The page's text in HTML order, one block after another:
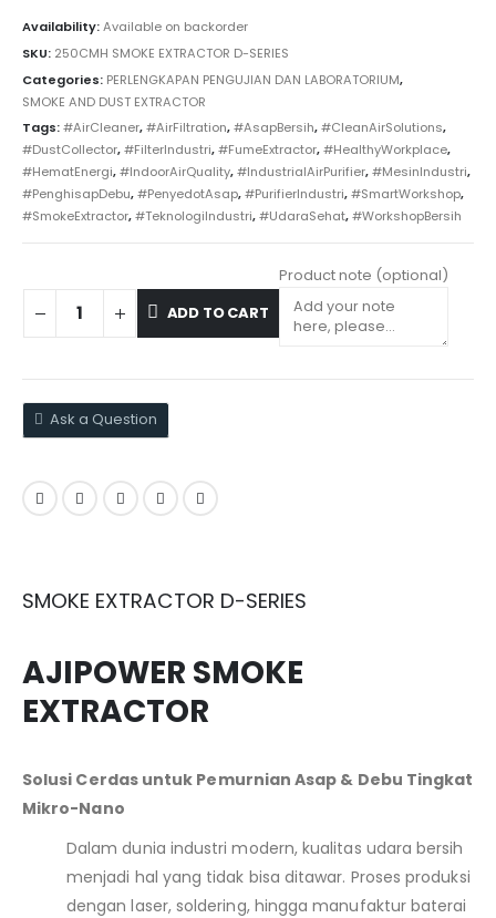
Availability:Available on backorder
SKU: 250CMH SMOKE EXTRACTOR D-SERIES
Categories: PERLENGKAPAN PENGUJIAN DAN LABORATORIUM,
SMOKE AND DUST EXTRACTOR
Tags:#AirCleaner,#AirFiltration,#AsapBersih,#CleanAirSolutions,
#DustCollector,#FilterIndustri,#FumeExtractor,#HealthyWorkplace,
#HematEnergi,#IndoorAirQuality,#IndustrialAirPurifier,#MesinIndustri,
#PenghisapDebu,#PenyedotAsap,#PurifierIndustri,#SmartWorkshop,
#SmokeExtractor,#TeknologiIndustri,#UdaraSehat,#WorkshopBersih
ADD TO CART
Product note (optional)
Ask a Question
SMOKE EXTRACTOR D-SERIES
AJIPOWER SMOKE
EXTRACTOR
Solusi Cerdas untuk Pemurnian Asap & Debu Tingkat
Mikro-Nano
Dalam dunia industri modern, kualitas udara bersih
menjadi hal yang tidak bisa ditawar. Proses produksi
dengan laser, soldering, hingga manufaktur baterai